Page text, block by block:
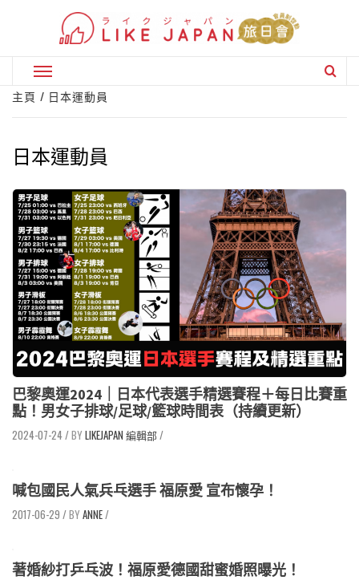
Primary
Menu
主頁 日本運動員
日本運動員
巴黎奧運2024｜日本代表選手精選賽程＋每日比賽重
點！男女子排球/足球/籃球時間表（持續更新）
2024-07-24/ LIKEJAPAN 編輯部/
喊包國民人氣兵乓選手 福原愛 宣布懷孕！
2017-06-29 / ANNE/
著婚紗打乒乓波！福原愛德國甜蜜婚照曝光！